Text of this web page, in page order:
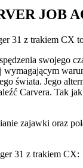
JOB
31 z trakiem CX
swojego
wymagającym
świata. Jego
Carvera. Tak
zajawki oraz
31 z trakiem CX: